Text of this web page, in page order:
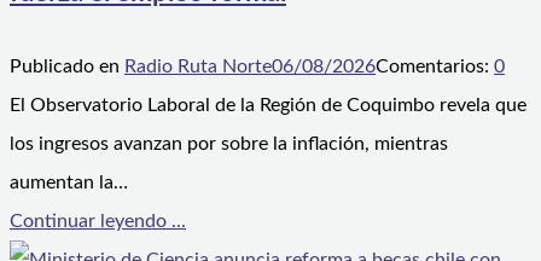
Publicado en Radio Ruta Norte06/08/2026Comentarios: 0
El Observatorio Laboral de la Región de Coquimbo revela que
los ingresos avanzan por sobre la inflación, mientras
aumentan la…
Continuar leyendo ...